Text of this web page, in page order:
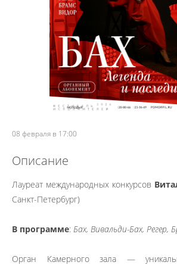
08 февраля в 17:00
Описание
Лауреат международных конкурсов
Санкт-Петербург)
В программе: Бах, Вивальди-Бах, Регер,
Орган Камерного зала —